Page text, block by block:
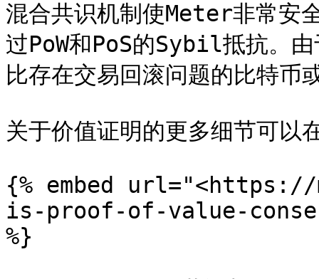
混合共识机制使Meter非常安
过PoW和PoS的Sybil抵抗。
比存在交易回滚问题的比特币
关于价值证明的更多细节可以
{% embed url="<https://
is-proof-of-value-
%}